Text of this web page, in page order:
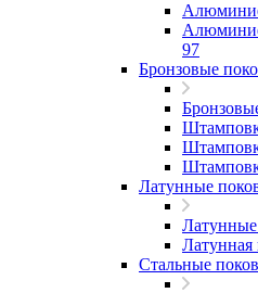
97
Бронзовые
Латунные
Стальные